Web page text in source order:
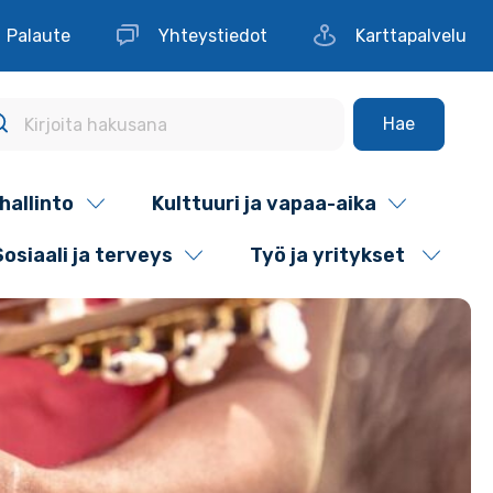
Palaute Yhteystiedot Karttapalvelu
Hae
Kulttuuri ja vapaa-aika
ja terveys Työ ja yritykset